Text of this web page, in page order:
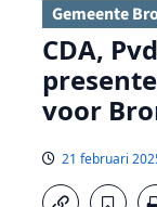
Gemeente
CDA,
voor
21 februari